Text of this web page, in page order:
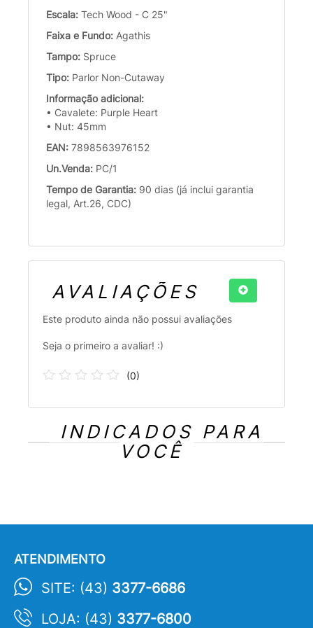
Escala: Tech Wood - C 25"
Faixa e Fundo: Agathis
Tampo: Spruce
Tipo: Parlor Non-Cutaway
Informação adicional:
• Cavalete: Purple Heart
• Nut: 45mm
EAN: 7898563976152
Un.Venda: PC/1
Tempo de Garantia: 90 dias (já inclui garantia
legal, Art.26, CDC)
AVALIAÇÕES
Este produto ainda não possui avaliações
Seja o primeiro a avaliar! :)
(0)
INDICADOS PARA
VOCÊ
ATENDIMENTO
SITE: (43) 3377-6686
LOJA: (43) 3377-6800